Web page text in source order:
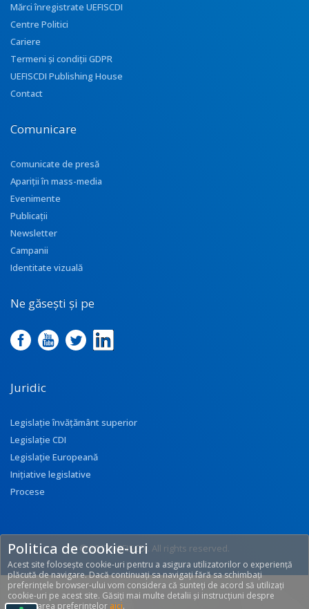
Mărci înregistrate UEFISCDI
Centre Politici
Cariere
Termeni și condiții GDPR
UEFISCDI Publishing House
Contact
Comunicare
Comunicate de presă
Apariţii în mass-media
Evenimente
Publicații
Newsletter
Campanii
Identitate vizuală
Ne găsești și pe
Juridic
Legislație învățământ superior
Legislație CDI
Legislație Europeană
Inițiative legislative
Procese
© 2017 UEFISCDI. All rights reserved.
[T: 0.2712, O: 92]
Politica de cookie-uri
Acest site folosește cookie-uri pentru a asigura utilizatorilor o experiență
plăcută de navigare. Dacă continuați sa navigați fără sa schimbați
preferințele browser-ului vom considera că sunteți de acord să utilizați
cookie-uri pe acest site. Găsiți mai multe detalii și instrucțiuni despre
modificarea preferințelor aici.